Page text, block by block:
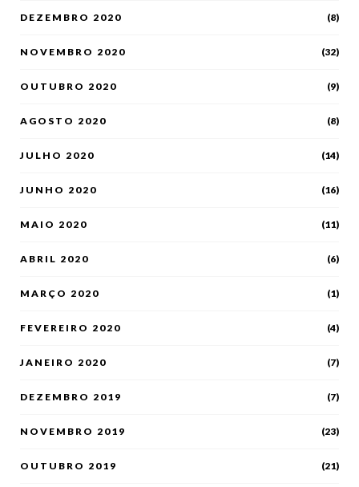
DEZEMBRO 2020 (8)
NOVEMBRO 2020 (32)
OUTUBRO 2020 (9)
AGOSTO 2020 (8)
JULHO 2020 (14)
JUNHO 2020 (16)
MAIO 2020 (11)
ABRIL 2020 (6)
MARÇO 2020 (1)
FEVEREIRO 2020 (4)
JANEIRO 2020 (7)
DEZEMBRO 2019 (7)
NOVEMBRO 2019 (23)
OUTUBRO 2019 (21)